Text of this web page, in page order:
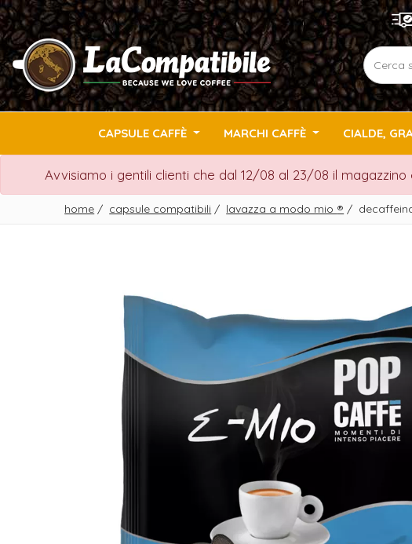
CAPSULE CAFFÈ MARCHI CAFFÈ CIALDE,
Avvisiamo i gentili clienti che dal 12/08 al 23/08 il
home / capsule compatibili / lavazza a modo mio ® /